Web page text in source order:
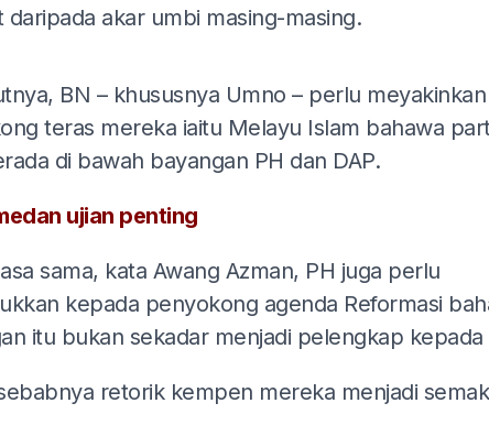
akar umbi masing-masing.
BN – khususnya Umno – perlu meyakinkan
teras mereka iaitu Melayu Islam bahawa
di bawah bayangan PH dan DAP.
ujian penting
sama, kata Awang Azman, PH juga perlu
kepada penyokong agenda Reformasi
itu bukan sekadar menjadi pelengkap kepada
retorik kempen mereka menjadi